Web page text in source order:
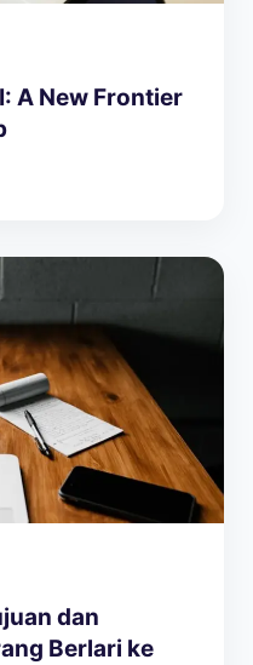
A New Frontier
dan
Berlari ke